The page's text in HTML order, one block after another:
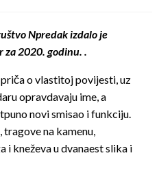
Npredak izdalo je
za 2020. godinu. .
o vlastitoj povijesti, uz
opravdavaju ime, a
novi smisao i funkciju.
na kamenu,
i kneževa u dvanaest slika i